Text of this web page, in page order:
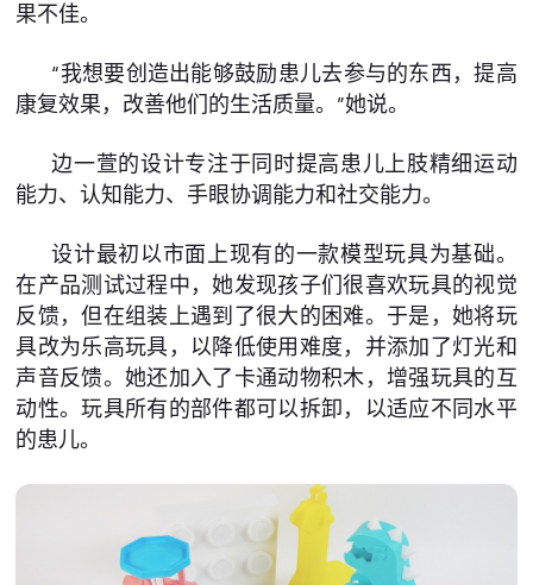
果不佳。
“我想要创造出能够鼓励患儿去参与的东西，提高
康复效果，改善他们的生活质量。”她说。
边一萱的设计专注于同时提高患儿上肢精细运动
能力、认知能力、手眼协调能力和社交能力。
设计最初以市面上现有的一款模型玩具为基础。
在产品测试过程中，她发现孩子们很喜欢玩具的视觉
反馈，但在组装上遇到了很大的困难。于是，她将玩
具改为乐高玩具，以降低使用难度，并添加了灯光和
声音反馈。她还加入了卡通动物积木，增强玩具的互
动性。玩具所有的部件都可以拆卸，以适应不同水平
的患儿。